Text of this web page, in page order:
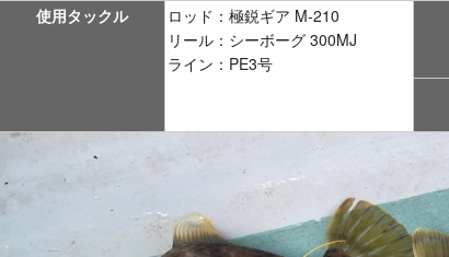
使用タックル
ロッド：極鋭ギア M-210
リール：シーボーグ 300MJ
ライン：PE3号